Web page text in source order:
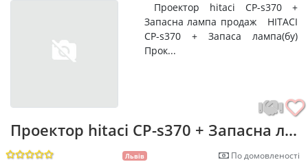
Проектор hitaci CP-s370 +
Запасна лампа продаж HITACI
CP-s370 + Запаса лампа(бу)
Прок...
Проектор hitaci CP-s370 + Запасна л...
Львів По домовленості